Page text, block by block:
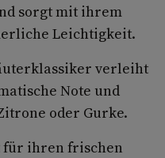
sorgt mit ihrem
Leichtigkeit.
verleiht
Note und
oder Gurke.
für ihren frischen